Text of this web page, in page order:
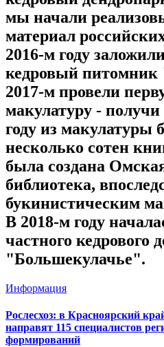
мы начали
материал
2016-м году
кедровый
2017-м провели
макулатуру -
году из макулатуры
несколько сотен
была создана
библиотека,
букинистическим
В 2018-м году
частного кедрового
"Большекулачье".
Информация
Рослесхоз: в Красноярский
направят 115 специалистов
формирований